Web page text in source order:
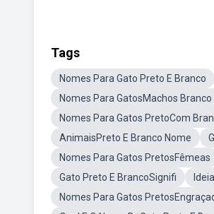
Tags
Nomes Para Gato Preto E Branco
Nomes Para GatosMachos Branco
Nomes Para Gatos PretoCom
AnimaisPreto E Branco Nome
Nomes Para Gatos PretosFêmeas
Gato Preto E BrancoSignifi
Nomes Para Gatos